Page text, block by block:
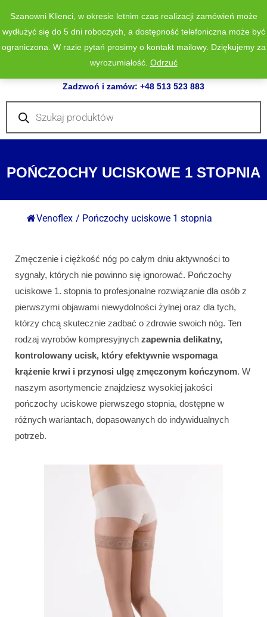
Zadzwoń i zamów: +48 513 523 883
Wyszukiwarka
produktów
POŃCZOCHY UCISKOWE 1 STOPNIA
Venoflex / Pończochy uciskowe 1 stopnia
Zmęczenie i ciężkość nóg po całym dniu aktywności to
sygnały, których nie powinno się ignorować. Pończochy
uciskowe 1. stopnia to profesjonalne rozwiązanie dla osób z
pierwszymi objawami niewydolności żylnej oraz dla tych,
którzy chcą skutecznie zadbać o zdrowie swoich nóg. Ten
rodzaj wyrobów kompresyjnych zapewnia delikatny,
kontrolowany ucisk, który efektywnie wspomaga
krążenie krwi i przynosi ulgę zmęczonym kończynom. W
naszym asortymencie znajdziesz wysokiej jakości
pończochy uciskowe pierwszego stopnia, dostępne w
różnych wariantach, dopasowanych do indywidualnych
potrzeb.
Szanowni Klienci, w okresie letnim czas realizacji zamówień może
wydłużyć się do 5 dni roboczych, a dostępność telefoniczna może być
ograniczona. W razie pytań prosimy o kontakt mailowy. Dziękujemy za
wyrozumiałość. Odrzuć